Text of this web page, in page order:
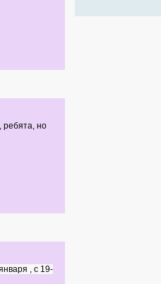
ребята, но
, с 19-